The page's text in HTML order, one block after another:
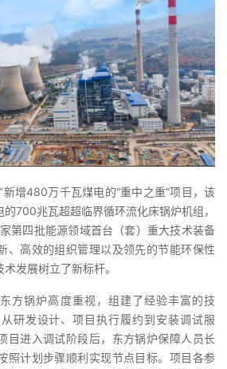
新增480万千瓦煤电的“重中之重”项目，该
700兆瓦超超临界循环流化床锅炉机组，
第四批能源领域首台（套）重大技术装备
、高效的组织管理以及领先的节能环保性
发展树立了新标杆。
方锅炉高度重视，组建了经验丰富的技
研发设计、项目执行履约到安装调试服
目进入调试阶段后，东方锅炉保障人员长
照计划步骤顺利实现节点目标。项目各参